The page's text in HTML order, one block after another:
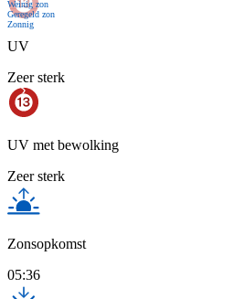
Weinig zon
Geregeld zon
Zonnig
UV
Zeer sterk
UV met bewolking
Zeer sterk
Zonsopkomst
05:36